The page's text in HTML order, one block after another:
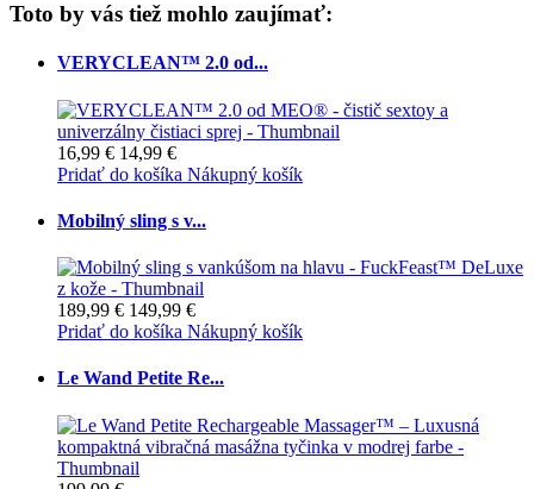
Toto by vás tiež mohlo zaujímať:
VERYCLEAN™ 2.0 od...
16,99 € 14,99 €
Pridať do košíka Nákupný košík
Mobilný sling s v...
189,99 € 149,99 €
Pridať do košíka Nákupný košík
Le Wand Petite Re...